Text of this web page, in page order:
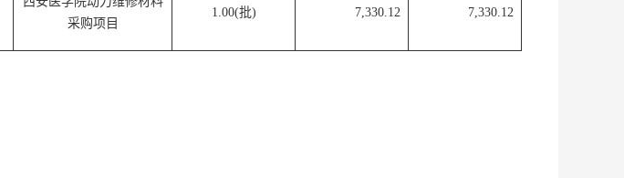
采购项目
1.00(批) 7,330.12 7,330.12